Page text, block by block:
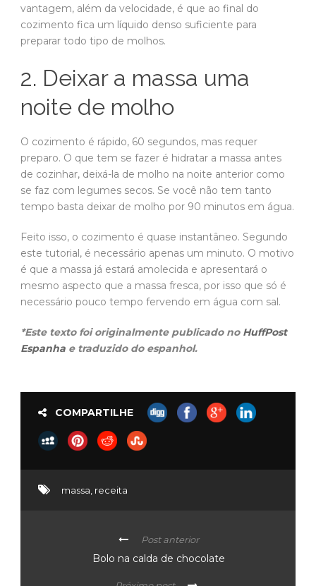
vantagem, além da velocidade, é que ao final do
cozimento fica um líquido denso suficiente para
preparar todo tipo de molhos.
2. Deixar a massa uma
noite de molho
O cozimento é rápido, 60 segundos, mas requer
preparo. O que tem se fazer é hidratar a massa antes
de cozinhar, deixá-la de molho na noite anterior como
se faz com legumes secos. Se você não tem tanto
tempo basta deixar de molho por 90 minutos em água.
Feito isso, o cozimento é quase instantâneo. Segundo
este tutorial, é necessário apenas um minuto. O motivo
é que a massa já estará amolecida e apresentará o
mesmo aspecto que a massa fresca, por isso que só é
necessário pouco tempo fervendo em água com sal.
*Este texto foi originalmente publicado no HuffPost
Espanha e traduzido do espanhol.
COMPARTILHE
massa, receita
Post anterior
Bolo na calda de chocolate